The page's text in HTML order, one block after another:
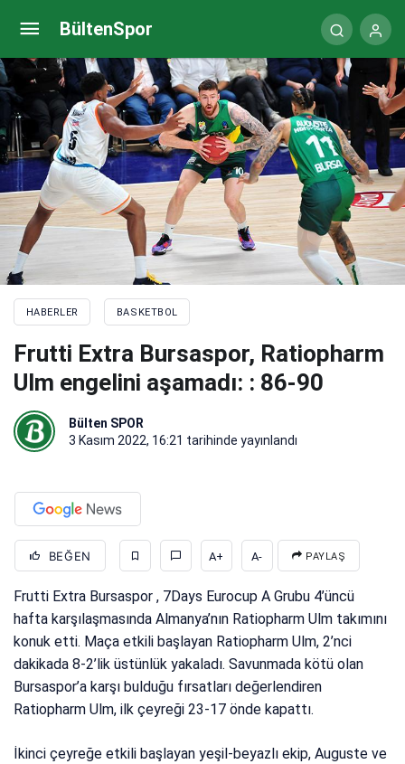
BültenSpor
HABERLER BASKETBOL
Frutti Extra Bursaspor, Ratiopharm
Ulm engelini aşamadı: : 86-90
Bülten SPOR
3 Kasım 2022, 16:21 tarihinde yayınlandı
BEĞEN A+ A- PAYLAŞ
Frutti Extra Bursaspor , 7Days Eurocup A Grubu 4’üncü
hafta karşılaşmasında Almanya’nın Ratiopharm Ulm takımını
konuk etti. Maça etkili başlayan Ratiopharm Ulm, 2’nci
dakikada 8-2’lik üstünlük yakaladı. Savunmada kötü olan
Bursaspor’a karşı bulduğu fırsatları değerlendiren
Ratiopharm Ulm, ilk çeyreği 23-17 önde kapattı.
İkinci çeyreğe etkili başlayan yeşil-beyazlı ekip, Auguste ve
A Milli Erkek Basketbol Takımı’nın aday kadrosu
açıklandı